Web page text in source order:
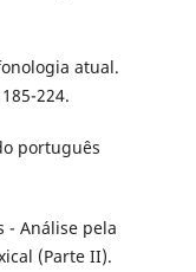
atual.
224.
português
- Análise pela
(Parte II).